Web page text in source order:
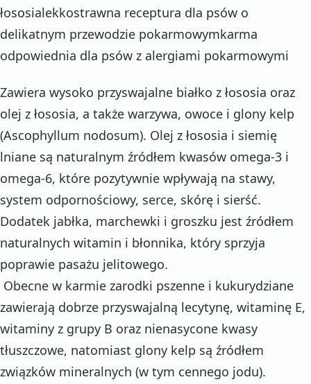
łososialekkostrawna receptura dla psów o
delikatnym przewodzie pokarmowymkarma
odpowiednia dla psów z alergiami pokarmowymi
Zawiera wysoko przyswajalne białko z łososia oraz
olej z łososia, a także warzywa, owoce i glony kelp
(Ascophyllum nodosum). Olej z łososia i siemię
lniane są naturalnym źródłem kwasów omega-3 i
omega-6, które pozytywnie wpływają na stawy,
system odpornościowy, serce, skórę i sierść.
Dodatek jabłka, marchewki i groszku jest źródłem
naturalnych witamin i błonnika, który sprzyja
poprawie pasażu jelitowego.
Obecne w karmie zarodki pszenne i kukurydziane
zawierają dobrze przyswajalną lecytynę, witaminę E,
witaminy z grupy B oraz nienasycone kwasy
tłuszczowe, natomiast glony kelp są źródłem
związków mineralnych (w tym cennego jodu).